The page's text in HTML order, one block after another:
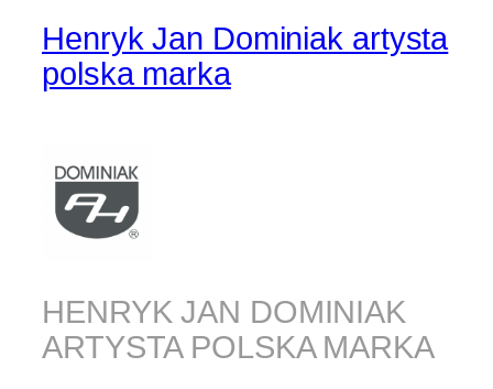
Henryk Jan Dominiak artysta
polska marka
HENRYK JAN DOMINIAK
ARTYSTA POLSKA MARKA